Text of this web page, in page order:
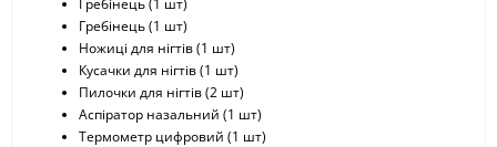
Гребінець (1 шт)
Ножиці для нігтів (1 шт)
Кусачки для нігтів (1 шт)
Пилочки для нігтів (2 шт)
Аспіратор назальний (1 шт)
Термометр цифровий (1 шт)